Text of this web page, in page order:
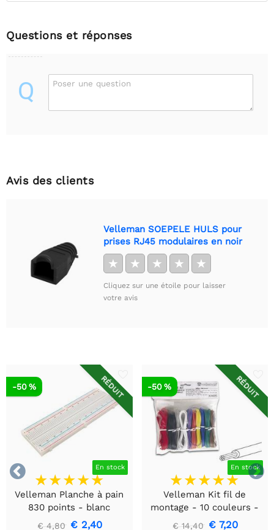
Questions et réponses
Q Poser une question
Avis des clients
Velleman SOEPELE HULS pour
prises RJ45 modulaires en noir
★ ★ ★ ★ ★
Cliquez sur une étoile pour laisser
votre avis


RÉDUIT
En stock
-50 %
Velleman Planche à pain
830 points - blanc
€ 4,80 € 2,40
RÉDUIT
En stock
-50 %
Velleman Kit fil de
montage - 10 couleurs -
60m - multiconducteur
€ 14,40 € 7,20